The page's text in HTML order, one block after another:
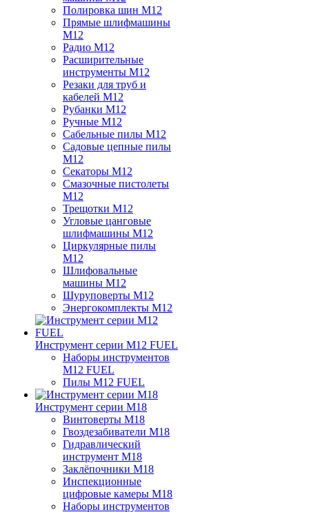
Полировка шин M12
Прямые шлифмашины
M12
Радио M12
Расширительные
инструменты M12
Резаки для труб и
кабелей M12
Рубанки M12
Ручные M12
Сабельные пилы M12
Садовые цепные пилы
M12
Секаторы M12
Смазочные пистолеты
M12
Трещотки M12
Угловые цанговые
шлифмашины M12
Циркулярные пилы
M12
Шлифовальные
машины M12
Шуруповерты M12
Энергокомплекты M12
Инструмент серии M12 FUEL
Наборы инструментов
M12 FUEL
Пилы M12 FUEL
Инструмент серии M18
Винтоверты M18
Гвоздезабиватели M18
Гидравлический
инструмент M18
Заклёпочники M18
Инспекционные
цифровые камеры M18
Наборы инструментов